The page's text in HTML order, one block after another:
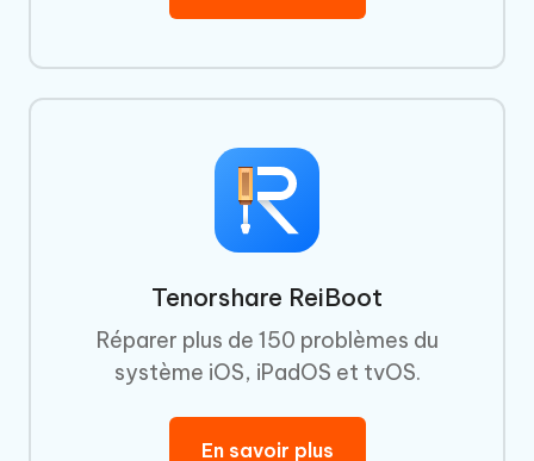
Tenorshare ReiBoot
Réparer plus de 150 problèmes du
système iOS, iPadOS et tvOS.
En savoir plus